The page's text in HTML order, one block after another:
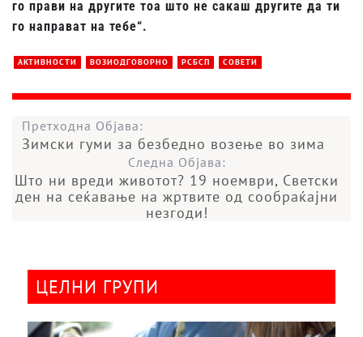
го прави на другите тоа што не сакаш другите да ти
го направат на тебе“.
АКТИВНОСТИ ВОЗИОДГОВОРНО РСБСП СОВЕТИ
Претходна Објава:
Зимски гуми за безбедно возење во зима
Следна Објава:
Што ни вреди животот? 19 ноември, Светски
ден на сеќавање на жртвите од сообраќајни
незгоди!
ЦЕЛНИ ГРУПИ